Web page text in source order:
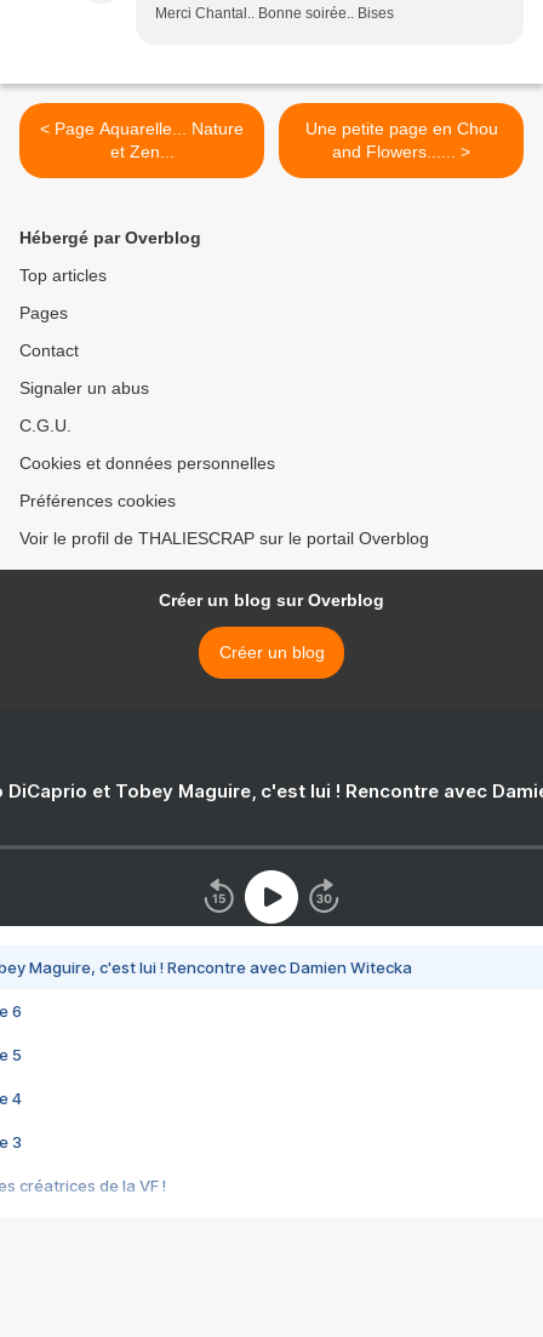
Merci Chantal.. Bonne soirée.. Bises
< Page Aquarelle... Nature
et Zen...
Une petite page en Chou
and Flowers...... >
Hébergé par Overblog
Top articles
Pages
Contact
Signaler un abus
C.G.U.
Cookies et données personnelles
Préférences cookies
Voir le profil de THALIESCRAP sur le portail Overblog
Créer un blog sur Overblog
Créer un blog
DiCaprio et Tobey Maguire, c'est lui ! Rencontre avec
Maguire, c'est lui ! Rencontre avec Damien Witecka
6
5
4
3
créatrices de la VF !